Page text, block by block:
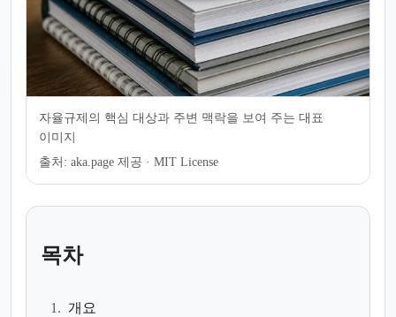
자율규제의 핵심 대상과 주변 맥락을 보여 주는 대표
이미지
출처: aka.page 제공 · MIT License
목차
1. 개요